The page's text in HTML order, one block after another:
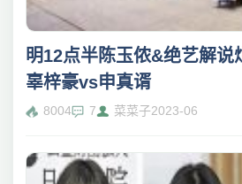
明12点半陈玉侬&绝艺解说
辜梓豪vs申真谞
8004 7 菜菜子2023-06